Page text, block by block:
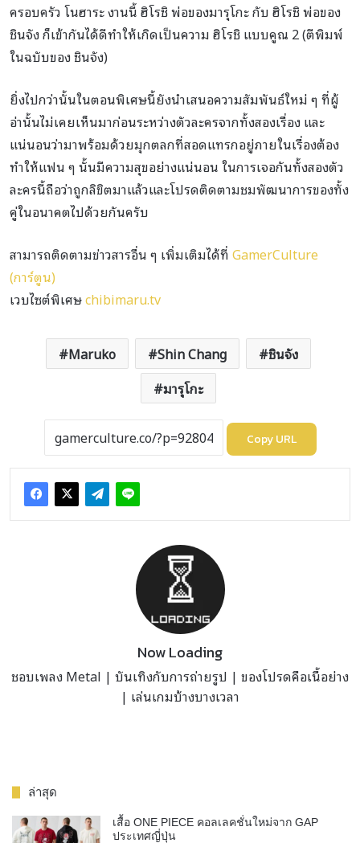
ครอบครัว โนฮาระ งานนี้ ฮิโรชิ พ่อของมารุโกะ กับ ฮิโรชิ พ่อของ
ชินจัง ก็เข้ากันได้ดีทำให้เกิดเป็นความ ฮิโรชิ แบบคูณ 2 (ตีพิมพ์
ในฉบับของ ชินจัง)
ยิ่งไปกว่านั้นในตอนพิเศษนี้ยังนำเสนอความสัมพันธ์ใหม่ ๆ ที่ผู้
อ่านั้นไม่เคยเห็นมาก่อนระหว่างตัวละครจากทั้งสองเรื่อง และ
แน่นอนว่ามาพร้อมด้วยมุกตลกที่สอดแทรกอยู่ภายในเรื่องต้อง
ทำให้แฟน ๆ นั้นมีความสุขอย่างแน่นอน ในการเจอกันทั้งสองตัว
ละครนี้ถือว่าถูกลิขิตมาแล้วและโปรดติดตามชมพัฒนาการของทั้ง
คู่ในอนาคตไปด้วยกันครับ
สามารถติดตามข่าวสารอื่น ๆ เพิ่มเติมได้ที่GamerCulture
(การ์ตูน)
เวบไซต์พิเศษchibimaru.tv
Maruko Shin Chang
ชินจัง
มารุโกะ
Copy URL
Now Loading
ชอบเพลง Metal | บันเทิงกับการถ่ายรูป | ของโปรดคือเนื้อย่าง
| เล่นเกมบ้างบางเวลา
ล่าสุด
เสื้อ ONE PIECE คอลเลคชั่นใหม่จาก GAP
ประเทศญี่ปุ่น